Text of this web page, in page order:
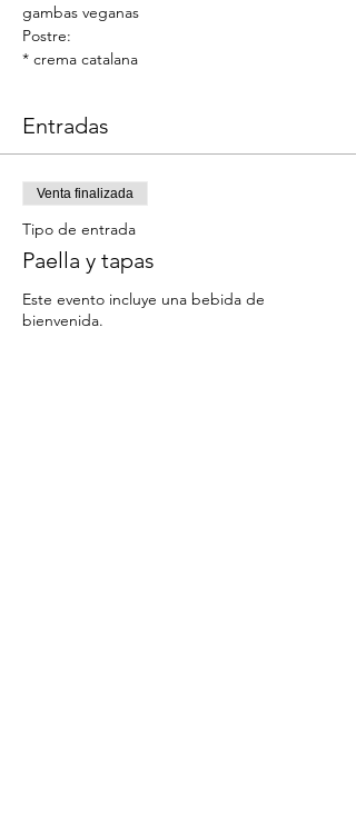
gambas veganas
Postre:
* crema catalana
Entradas
Venta finalizada
Tipo de entrada
Paella y tapas
Este evento incluye una bebida de
bienvenida.